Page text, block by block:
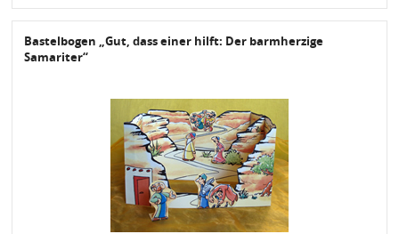
Bastelbogen „Gut, dass einer hilft: Der barmherzige
Samariter“